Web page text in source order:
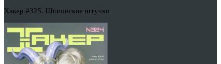
Хакер #325. Шпионские штучки